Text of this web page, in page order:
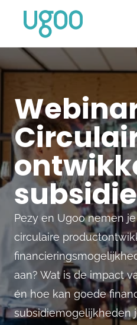
Pezy en Ugoo nemen
circulaire
aan? Wat is de impact
én hoe kan goede
subsidiemogelijkheden